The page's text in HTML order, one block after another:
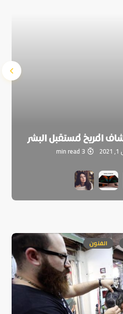
المريخ لمستقبل البشر
3 min read
الفنون